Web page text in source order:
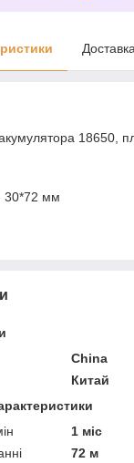
Доставка
18650,
30*72 мм
China
Китай
1 міс
72 м